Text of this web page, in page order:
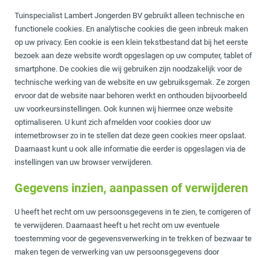
Tuinspecialist Lambert Jongerden BV gebruikt alleen technische en
functionele cookies. En analytische cookies die geen inbreuk maken
op uw privacy. Een cookie is een klein tekstbestand dat bij het eerste
bezoek aan deze website wordt opgeslagen op uw computer, tablet of
smartphone. De cookies die wij gebruiken zijn noodzakelijk voor de
technische werking van de website en uw gebruiksgemak. Ze zorgen
ervoor dat de website naar behoren werkt en onthouden bijvoorbeeld
uw voorkeursinstellingen. Ook kunnen wij hiermee onze website
optimaliseren. U kunt zich afmelden voor cookies door uw
internetbrowser zo in te stellen dat deze geen cookies meer opslaat.
Daarnaast kunt u ook alle informatie die eerder is opgeslagen via de
instellingen van uw browser verwijderen.
Gegevens inzien, aanpassen of verwijderen
U heeft het recht om uw persoonsgegevens in te zien, te corrigeren of
te verwijderen. Daarnaast heeft u het recht om uw eventuele
toestemming voor de gegevensverwerking in te trekken of bezwaar te
maken tegen de verwerking van uw persoonsgegevens door